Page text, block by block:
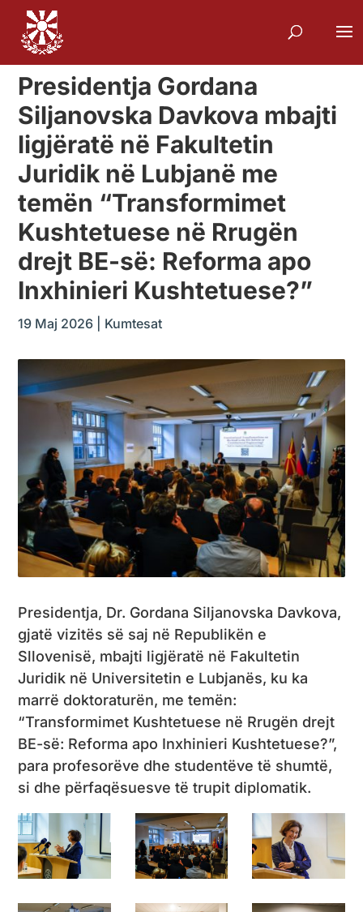
Presidentja Gordana
Siljanovska Davkova mbajti
ligjëratë në Fakultetin
Juridik në Lubjanë me
temën “Transformimet
Kushtetuese në Rrugën
drejt BE-së: Reforma apo
Inxhinieri Kushtetuese?”
19 Maj 2026 Kumtesat
Presidentja, Dr. Gordana Siljanovska Davkova,
gjatë vizitës së saj në Republikën e
Sllovenisë, mbajti ligjëratë në Fakultetin
Juridik në Universitetin e Lubjanës, ku ka
marrë doktoraturën, me temën:
“Transformimet Kushtetuese në Rrugën drejt
BE-së: Reforma apo Inxhinieri Kushtetuese?”,
para profesorëve dhe studentëve të shumtë,
si dhe përfaqësuesve të trupit diplomatik.